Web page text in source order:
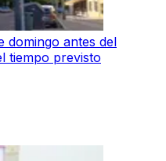
domingo antes del
tiempo previsto